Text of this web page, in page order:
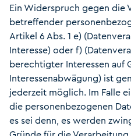
Ein Widerspruch gegen die
betreffender
Artikel 6 Abs. 1 e)
Interesse) oder f)
berechtigter Interessen auf
Interessenabwägung) ist
jederzeit möglich. Im Falle
die personenbezogenen
es sei denn, es werden